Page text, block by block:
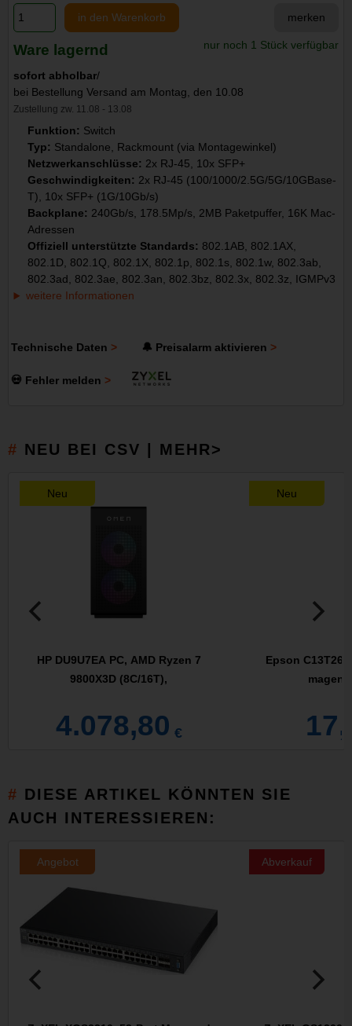
in den Warenkorb merken
Ware lagernd nur noch 1 Stück verfügbar
sofort abholbar/
bei Bestellung Versand am Montag, den 10.08
Zustellung zw. 11.08 - 13.08
Funktion: Switch
Typ: Standalone, Rackmount (via Montagewinkel)
Netzwerkanschlüsse: 2x RJ-45, 10x SFP+
Geschwindigkeiten: 2x RJ-45 (100/1000/2.5G/5G/10GBase-
T), 10x SFP+ (1G/10Gb/s)
Backplane: 240Gb/s, 178.5Mp/s, 2MB Paketpuffer, 16K Mac-
Adressen
Offiziell unterstützte Standards: 802.1AB, 802.1AX,
802.1D, 802.1Q, 802.1X, 802.1p, 802.1s, 802.1w, 802.3ab,
802.3ad, 802.3ae, 802.3an, 802.3bz, 802.3x, 802.3z, IGMPv3
weitere Informationen
Technische Daten 🔔 Preisalarm aktivieren
💀 Fehler melden
NEU BEI CSV | MEHR>
Neu
HP DU9U7EA PC, AMD Ryzen 7
9800X3D (8C/16T),
4.078,80 €
Neu
Epson
DIESE ARTIKEL KÖNNTEN SIE
AUCH INTERESSIEREN:
Angebot Abverkauf